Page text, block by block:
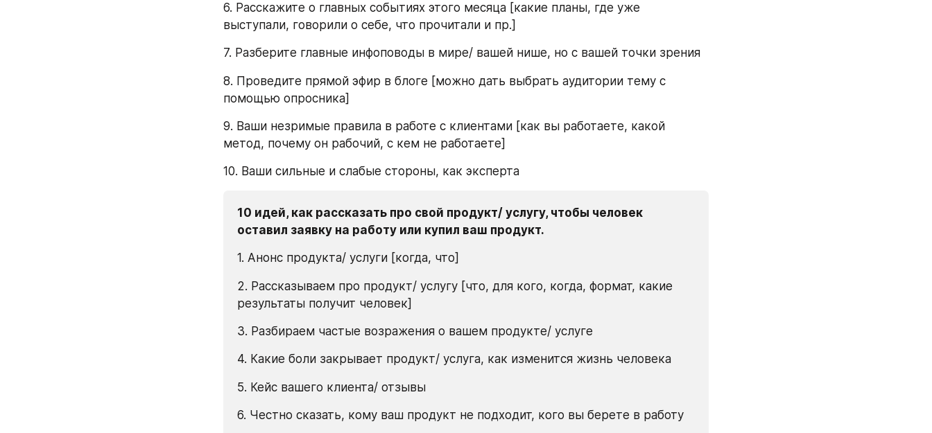
6. Расскажите о главных событиях этого месяца [какие планы, где уже
выступали, говорили о себе, что прочитали и пр.]
7. Разберите главные инфоповоды в мире/ вашей нише, но с вашей точки зрения
8. Проведите прямой эфир в блоге [можно дать выбрать аудитории тему с
помощью опросника]
9. Ваши незримые правила в работе с клиентами [как вы работаете, какой
метод, почему он рабочий, с кем не работаете]
10. Ваши сильные и слабые стороны, как эксперта
10 идей, как рассказать про свой продукт/ услугу, чтобы человек
оставил заявку на работу или купил ваш продукт.
1. Анонс продукта/ услуги [когда, что]
2. Рассказываем про продукт/ услугу [что, для кого, когда, формат, какие
результаты получит человек]
3. Разбираем частые возражения о вашем продукте/ услуге
4. Какие боли закрывает продукт/ услуга, как изменится жизнь человека
5. Кейс вашего клиента/ отзывы
6. Честно сказать, кому ваш продукт не подходит, кого вы берете в работу